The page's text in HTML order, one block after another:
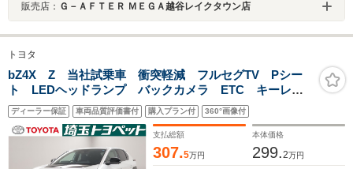
販売店： Ｇ－ＡＦＴＥＲ ＭＥＧＡ越谷レイクタウン店
トヨタ
bZ4X Z 当社試乗車 衝突軽減 フルセグTV Pシー
ト LEDヘッドランプ バックカメラ ETC キーレ
ス オートクルーズコントロール スマートキー ナビ
&TV 試乗車 メモリーナビ 記録簿 ミュージックプ
レイヤー接続可
ディーラー保証 車両品質評価書付 購入プラン付 360°画像付
支払総額
307.5万円
本体価格
299.2万円